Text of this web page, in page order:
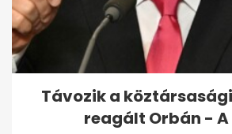
Varga Judit
bántalmazással
kapcsolatban
Távozik a
reagált Orbán - A